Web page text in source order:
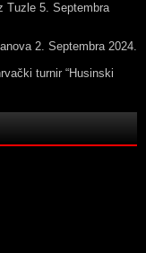
Tuzle 5. Septembra
2. Septembra 2024.
turnir “Husinski